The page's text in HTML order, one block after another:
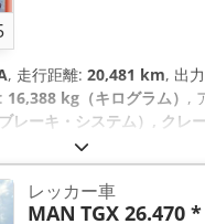
, 走行距離: 20,481 km, 出
16,388 kg（キログラム） ,
レーキ・システム）, クレ
ら直接良好な状態でAM将
て、塗装が悪く、部分的
ックス、収納式トランス
レーキ、前席3席、車体は
レッカー車
MAN TGX 26.470 *